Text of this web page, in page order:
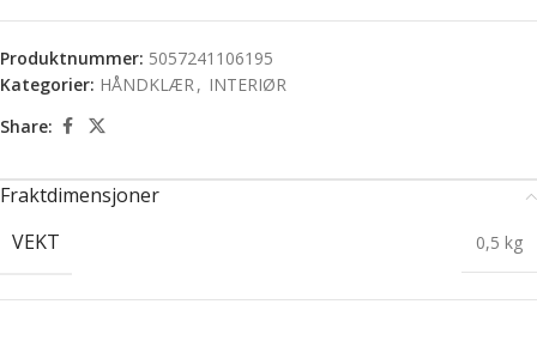
Produktnummer: 5057241106195
Kategorier: HÅNDKLÆR, INTERIØR
Share:
Fraktdimensjoner
VEKT
0,5 kg